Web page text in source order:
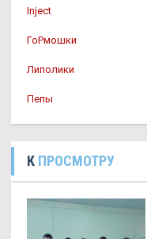
Inject
ГоРмошки
Липолики
Пепы
К ПРОСМОТРУ